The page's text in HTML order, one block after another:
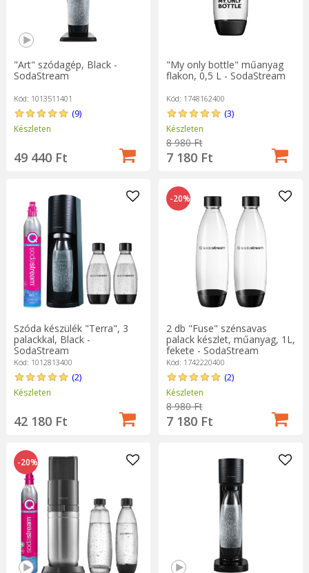
"Art" szódagép, Black -
SodaStream
Kód: 1013511401
(9)
Készleten
49 440 Ft
"My only bottle" műanyag
flakon, 0,5 L - SodaStream
Kód: 1748162400
(3)
Készleten
8 980 Ft
7 180 Ft
Szóda készülék "Terra", 3
palackkal, Black -
SodaStream
Kód: 1012813400
(2)
Készleten
42 180 Ft
-20%
2 db "Fuse" szénsavas
palack készlet, műanyag, 1L,
fekete - SodaStream
Kód: 1742220400
(2)
Készleten
8 980 Ft
7 180 Ft
-20%